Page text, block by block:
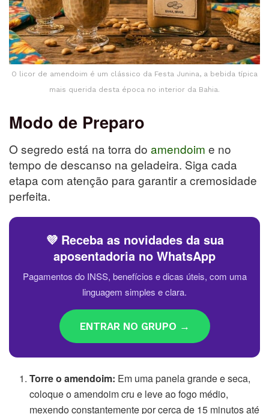
O licor de amendoim é um clássico da Festa Junina, a bebida típica
mais querida desta época no interior da Bahia.
Modo de Preparo
O segredo está na torra do amendoim e no
tempo de descanso na geladeira. Siga cada
etapa com atenção para garantir a cremosidade
perfeita.
💜 Receba as novidades da sua
aposentadoria no WhatsApp
Pagamentos do INSS, benefícios e dicas úteis, com uma
linguagem simples e clara.
ENTRAR NO GRUPO →
Torre o amendoim: Em uma panela grande e seca,
coloque o amendoim cru e leve ao fogo médio,
mexendo constantemente por cerca de 15 minutos até